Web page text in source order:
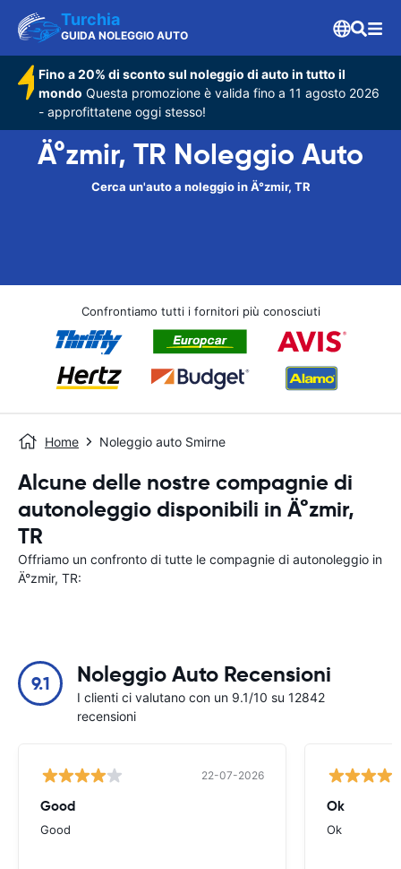
Turchia
GUIDA NOLEGGIO AUTO
Fino a 20% di sconto sul noleggio di auto in tutto il
mondo Questa promozione è valida fino a 11 agosto 2026
- approfittatene oggi stesso!
Ä°zmir, TR Noleggio Auto
Cerca un'auto a noleggio in Ä°zmir, TR
Confrontiamo tutti i fornitori più conosciuti
Home Noleggio auto Smirne
Alcune delle nostre compagnie di
autonoleggio disponibili in Ä°zmir,
TR
Offriamo un confronto di tutte le compagnie di autonoleggio in
Ä°zmir, TR:
9.1 Noleggio Auto Recensioni
I clienti ci valutano con un 9.1/10 su 12842
recensioni
22-07-2026
Good
Good
Ok
Ok